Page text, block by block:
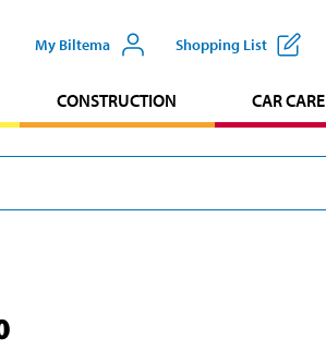
My Biltema Shopping List
CONSTRUCTION CAR CARE